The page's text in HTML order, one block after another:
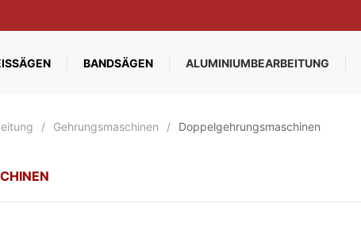
BANDSÄGEN ALUMINIUMBEARBEITUNG
Gehrungsmaschinen Doppelgehrungsmaschinen